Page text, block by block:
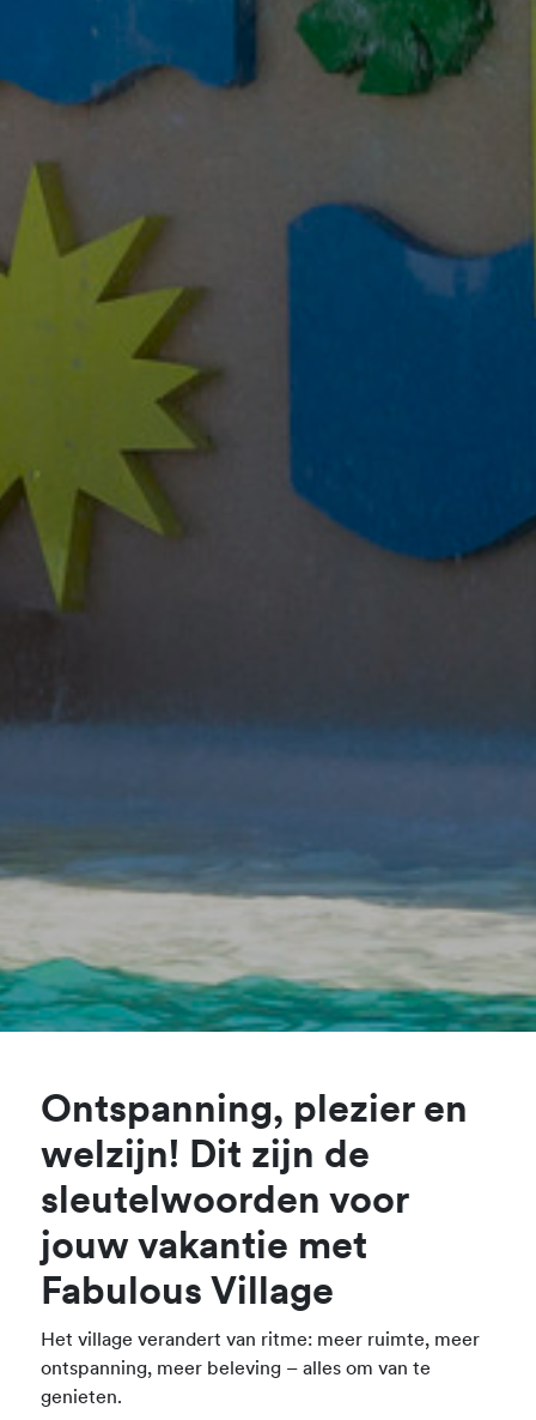
Ontspanning, plezier en
welzijn! Dit zijn de
sleutelwoorden voor
jouw vakantie met
Fabulous Village
Het village verandert van ritme: meer ruimte, meer
ontspanning, meer beleving – alles om van te
genieten.